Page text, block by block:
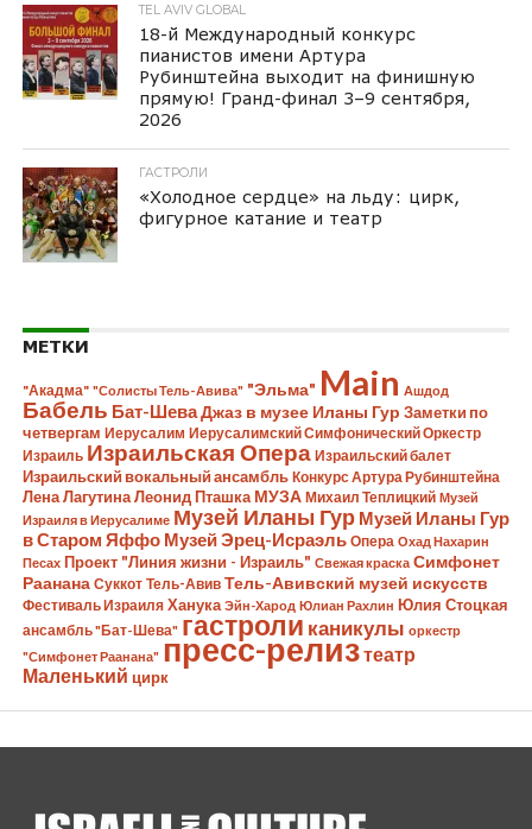
TEL AVIV GLOBAL
18-й Международный конкурс
пианистов имени Артура
Рубинштейна выходит на финишную
прямую! Гранд-финал 3–9 сентября,
2026
ГАСТРОЛИ
«Холодное сердце» на льду: цирк,
фигурное катание и театр
МЕТКИ
"Акадма" "Солисты Тель-Авива" "Эльма" Main Ашдод
Бабель Бат-ШеваДжаз в музее Иланы Гур Заметки по
четвергам Иерусалим Иерусалимский Симфонический Оркестр
Израиль Израильская Опера Израильский балет
Израильский вокальный ансамбль Конкурс Артура Рубинштейна
Лена Лагутина Леонид Пташка МУЗА Михаил Теплицкий Музей
Израиля в Иерусалиме Музей Иланы Гур Музей Иланы Гур
в Старом Яффо Музей Эрец-Исраэль Опера Охад Нахарин
Песах Проект "Линия жизни - Израиль" Свежая краска Симфонет
Раанана Суккот Тель-Авив Тель-Авивский музей искусств
Фестиваль Израиля Ханука Эйн-Харод Юлиан Рахлин Юлия Стоцкая
ансамбль "Бат-Шева" гастроли каникулы оркестр
"Симфонет Раанана" пресс-релизтеатр
Маленький цирк